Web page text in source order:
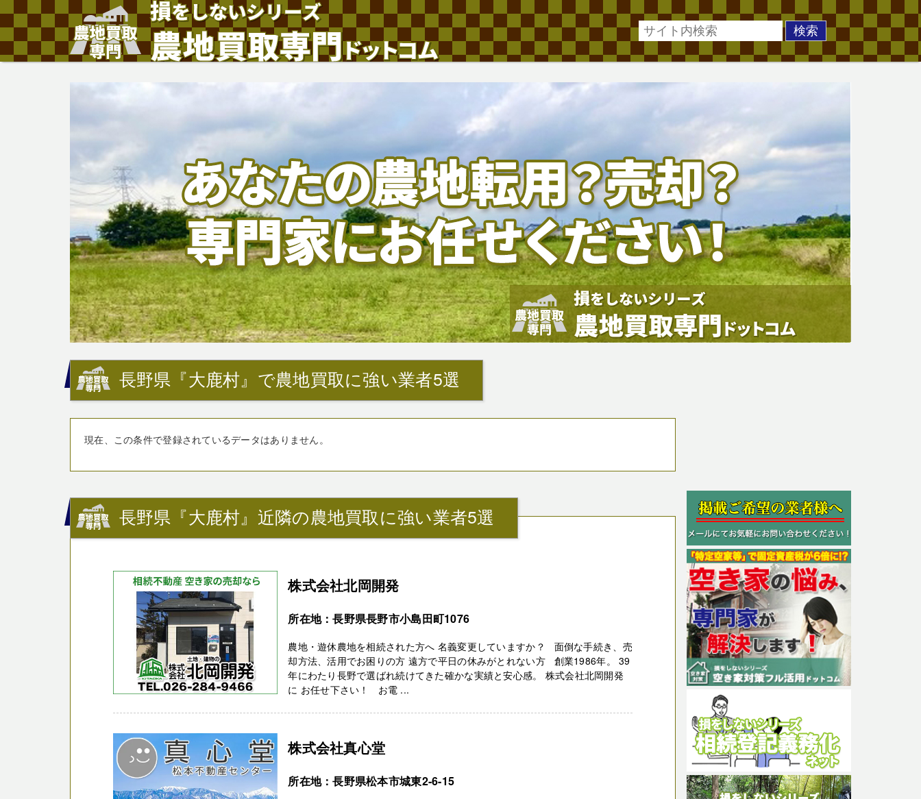
長野県『大鹿村』で農地買取に強い業者5選
現在、この条件で登録されているデータはありません。
長野県『大鹿村』近隣の農地買取に強い業者5選
株式会社北岡開発
所在地：長野県長野市小島田町1076
農地・遊休農地を相続された方へ 名義変更していますか？ 面倒な手続き、売
却方法、活用でお困りの方 遠方で平日の休みがとれない方 創業1986年。 39
年にわたり長野で選ばれ続けてきた確かな実績と安心感。 株式会社北岡開発
に お任せ下さい！ お電 ...
株式会社真心堂
所在地：長野県松本市城東2-6-15